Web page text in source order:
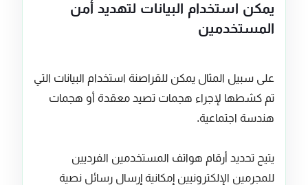
يمكن استخدام البيانات لتهديد أمن
المستخدمين
على سبيل المثال يمكن للقراصنة استخدام البيانات التي
تم كشطها لإجراء هجمات تصيد معقدة أو هجمات
هندسة اجتماعية.
يتيح تحديد أرقام هواتف المستخدمين الفرديين
للمجرمين الإلكترونيين إمكانية إرسال رسائل نصية